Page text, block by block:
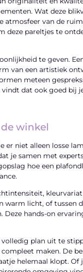
Wat deze
atmosfeer van de
deze pareltjes te
te geven.
van een artistiek
meteen
dat ook goed bij
winkel
er niet alleen losse
je samen met
hoe een
warm licht, of
hands-on
plan uit te
maken. De
helemaal klopt.